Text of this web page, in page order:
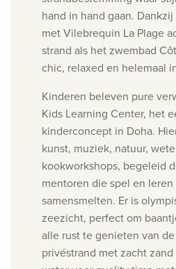
hand in hand gaan.
met Vilebrequin La Plage
strand als het zwembad
chic, relaxed en helemaal
Kinderen beleven pure
Kids Learning Center, het
kinderconcept in Doha.
kunst, muziek, natuur,
kookworkshops, begeleid
mentoren die spel en leren
samensmelten. Er is o
zeezicht, perfect om
alle rust te genieten van
privéstrand met zacht